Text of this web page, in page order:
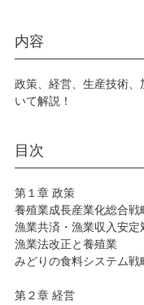
内容
政策、経営、生産技術
いて解説！
目次
第１章 政策
養殖業成長産業化総合戦
漁業共済・漁業収入安定
漁業法改正と養殖業
みどりの食料システム戦
第２章 経営